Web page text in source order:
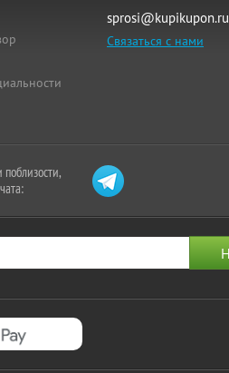
sprosi@kupikupon.ru
Связаться с нами